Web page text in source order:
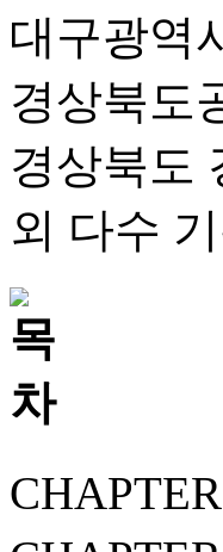
대구광역
경상북도
경상북도
외 다수